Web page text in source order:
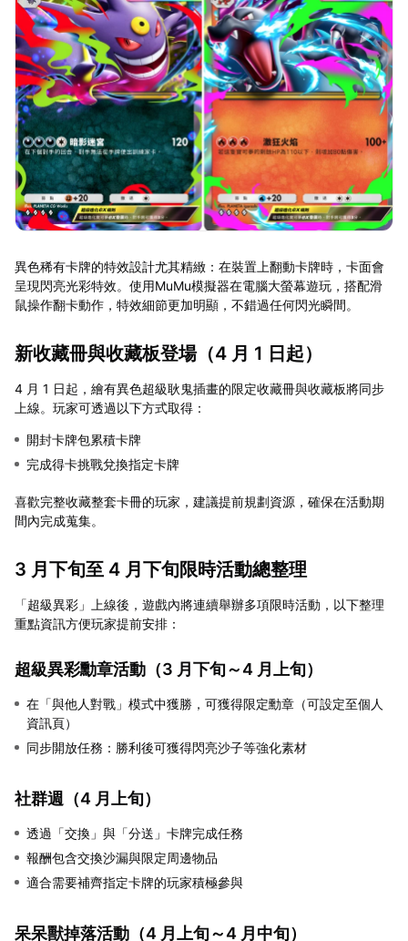
異色稀有卡牌的特效設計尤其精緻：在裝置上翻動卡牌時，卡面會
呈現閃亮光彩特效。使用MuMu模擬器在電腦大螢幕遊玩，搭配滑
鼠操作翻卡動作，特效細節更加明顯，不錯過任何閃光瞬間。
新收藏冊與收藏板登場（4 月 1 日起）
4 月 1 日起，繪有異色超級耿鬼插畫的限定收藏冊與收藏板將同步
上線。玩家可透過以下方式取得：
開封卡牌包累積卡牌
完成得卡挑戰兌換指定卡牌
喜歡完整收藏整套卡冊的玩家，建議提前規劃資源，確保在活動期
間內完成蒐集。
3 月下旬至 4 月下旬限時活動總整理
「超級異彩」上線後，遊戲內將連續舉辦多項限時活動，以下整理
重點資訊方便玩家提前安排：
超級異彩勳章活動（3 月下旬～4 月上旬）
在「與他人對戰」模式中獲勝，可獲得限定勳章（可設定至個人
資訊頁）
同步開放任務：勝利後可獲得閃亮沙子等強化素材
社群週（4 月上旬）
透過「交換」與「分送」卡牌完成任務
報酬包含交換沙漏與限定周邊物品
適合需要補齊指定卡牌的玩家積極參與
呆呆獸掉落活動（4 月上旬～4 月中旬）